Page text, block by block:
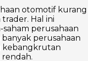
otomotif kurang
Hal ini
perusahaan
perusahaan
kebangkrutan